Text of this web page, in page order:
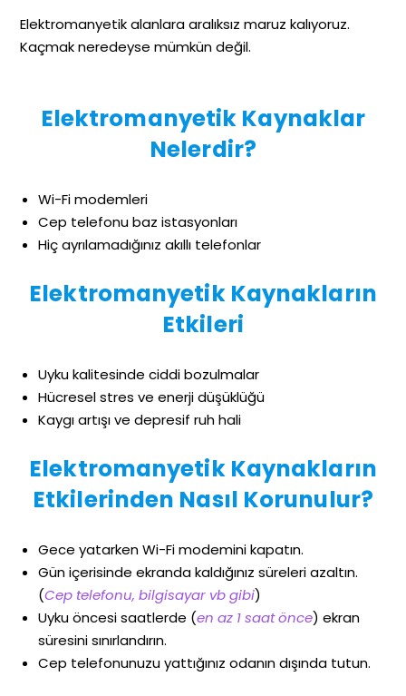
Elektromanyetik alanlara aralıksız maruz kalıyoruz.
Kaçmak neredeyse mümkün değil.
Elektromanyetik Kaynaklar
Nelerdir?
Wi-Fi modemleri
Cep telefonu baz istasyonları
Hiç ayrılamadığınız akıllı telefonlar
Elektromanyetik Kaynakların
Etkileri
Uyku kalitesinde ciddi bozulmalar
Hücresel stres ve enerji düşüklüğü
Kaygı artışı ve depresif ruh hali
Elektromanyetik Kaynakların
Etkilerinden Nasıl Korunulur?
Gece yatarken Wi-Fi modemini kapatın.
Gün içerisinde ekranda kaldığınız süreleri azaltın.
(Cep telefonu, bilgisayar vb gibi)
Uyku öncesi saatlerde (en az 1 saat önce) ekran
süresini sınırlandırın.
Cep telefonunuzu yattığınız odanın dışında tutun.